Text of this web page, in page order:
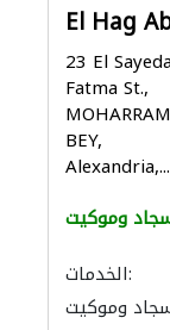
El Hag
23 El Sayeda
Fatma St.,
MOHARRAM
BEY,
Alexandria,...
وموكيت
الخدمات:
وموكيت